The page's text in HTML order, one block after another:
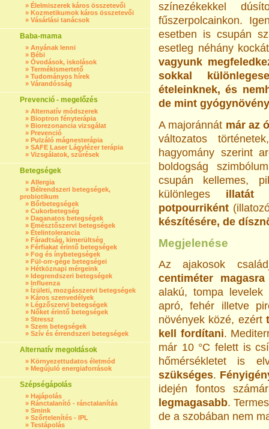
» Élelmiszerek káros összetevői
» Kozmetikumok káros összetevői
» Vásárlási tanácsok
Baba-mama
» Anyának lenni
» Bébi
» Óvodások, iskolások
» Termékismertető
» Tudományos hírek
» Várandósság
Prevenció - megelőzés
» Alternatív módszerek
» Bioptron fényterápia
» Biorezonancia vizsgálat
» Prevenció
» Pulzáló mágnesterápia
» SAFE Laser Lágylézer terápia
» Vizsgálatok, szűrések
Betegségek
» Allergia
» Bélrendszeri betegségek,
probiotikum
» Bőrbetegségek
» Cukorbetegség
» Daganatos betegségek
» Emésztőszervi betegségek
» Ételintolerancia
» Fáradtság, kimerültség
» Férfiakat érintő betegségek
» Fog és ínybetegségek
» Fül-orr-gége betegségei
» Hétköznapi mérgeink
» Idegrendszeri betegségek
» Influenza
» Ízületi, mozgásszervi betegségek
» Káros szenvedélyek
» Légzőszervi betegségek
» Nőket érintő betegségek
» Stressz
» Szem betegségek
» Szív és érrendszeri betegségek
Alternatív megoldások
» Környezettudatos életmód
» Megújuló energiaforrások
Szépségápolás
» Hajápolás
» Ránctalanító - ránctalanítás
» Smink
» Szőrtelenítés - IPL
» Testápolás
színezékekkel
fűszerpolcainkon.
esetben is csupán
esetleg néhány
vagyunk
sokkal
ételeinknek, és
de mint
A majoránnát már az
változatos
hagyomány szerint
boldogság
csupán kellemes,
különleges illatát
potpourriként
készítésére, de
Megjelenése
Az ajakosok
centiméter
alakú, tompa levelek
apró, fehér illetve
növények közé, ezért
kell fordítani.
már 10 °C felett is
hőmérsékletet is
szükséges.
idején fontos
legmagasabb.
de a szobában nem